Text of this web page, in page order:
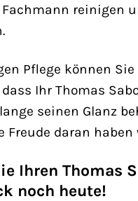
reinigen
Pflege können Sie
Ihr Thomas
seinen Glanz
Freude daran haben
Ihren Thomas
noch heute!